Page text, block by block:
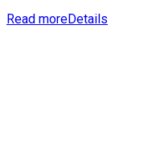
Read moreDetails